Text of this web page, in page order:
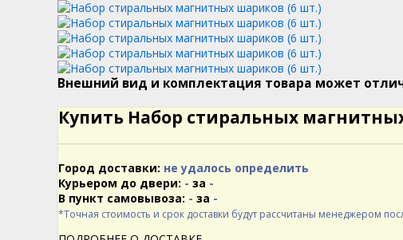
Внешний вид и комплектация товара может
Купить Набор стиральных
Город доставки: не удалось определить
Курьером до двери: - за -
В пункт самовывоза: - за -
*Точная стоимость и срок доставки будут рассчитаны менеджером